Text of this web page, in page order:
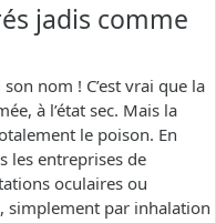
jadis comme
nom ! C’est vrai que la
à l’état sec. Mais la
le poison. En
les entreprises de
oculaires ou
simplement par inhalation